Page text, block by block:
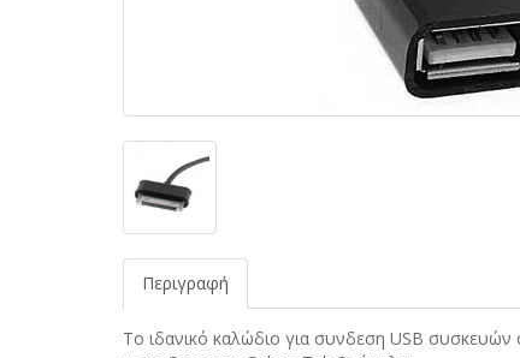
Περιγραφή
Το ιδανικό καλώδιο για συνδεση USB